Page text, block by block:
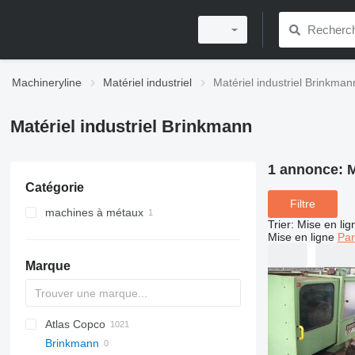
Machineryline Matériel industriel Matériel industriel
Matériel industriel Brinkmann
Catégorie
machines à métaux
Marque
PDS
APD
AB
Ensis
Pega
VZ
AG3
Atlas Copco
DrillAir
QAS
PDP
E-series
B-series
BM
GFS
VT
Rover
PA
Brinkmann
1 annonce:
Filtre
Trier: Mise en
Mise en ligne